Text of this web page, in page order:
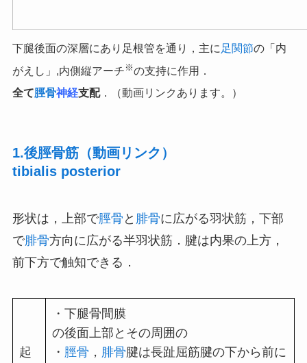
下腿後面の深層にあり足根管を通り，主に 足関節の「内
がえし」,内側縦アーチ ※の支持に作用．
全て脛骨神経支配．（動画リンクあります。）
1.後脛骨筋（動画リンク）
tibialis posterior
形状は，上部で脛骨 と 腓骨に広がる羽状筋，下部
で腓骨方向に広がる半羽状筋．腱は内果の上方，
前下方で触知できる．
起
・下腿骨間膜
の後面上部とその周囲の
・ 脛骨 ， 腓骨腱は長趾屈筋腱の下から前に